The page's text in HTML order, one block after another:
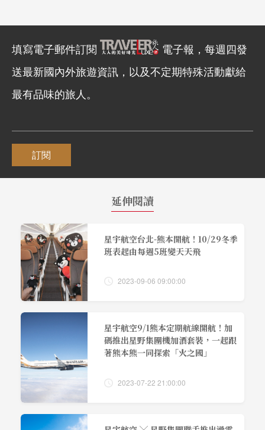
填寫電子郵件訂閱
電子報，每週四發
送最新國內外旅遊資訊，以及不定期特殊活動獻給
最有品味的旅人。
訂閱
延伸閱讀
星宇航空台北-熊本開航！10/29冬季
班表起由每週5班變天天飛
2023-09-06 09:00:00
星宇航空9/1熊本定期航線開航！加
碼推出星野集團機加酒套裝，一起跟
著熊本熊一同探索「火之國」
2023-07-22 21:00:00